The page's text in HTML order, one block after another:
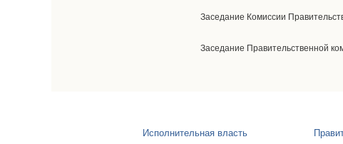
Заседание Комиссии
Заседание Правительственной
Исполнительная власть